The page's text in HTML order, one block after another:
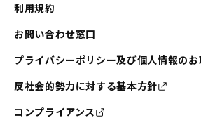
利用規約
お問い合わせ窓口
プライバシーポリシー及び個人情報の
反社会的勢力に対する基本方針
コンプライアンス